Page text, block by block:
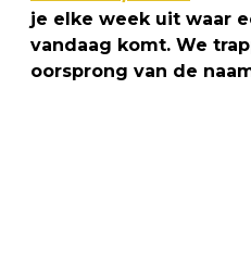
je elke week uit waar
vandaag komt. We
oorsprong van de